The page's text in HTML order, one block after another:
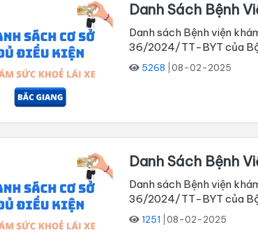
Danh Sách Bệnh
Danh sách Bệnh viện
36/2024/TT-BYT của Bộ
5268 08-02-2025
Danh Sách Bệnh
Danh sách Bệnh viện
36/2024/TT-BYT của Bộ
1251 08-02-2025